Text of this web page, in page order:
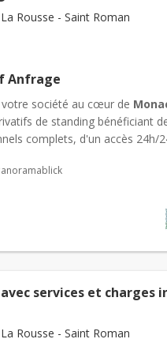
Rousse - Saint Roman
Anfrage
société au cœur de
de standing bénéficiant
complets, d'un accès 24h/
avec services et charges
Rousse - Saint Roman